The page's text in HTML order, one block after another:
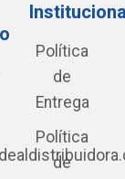
Política
de
Entrega
Política
de